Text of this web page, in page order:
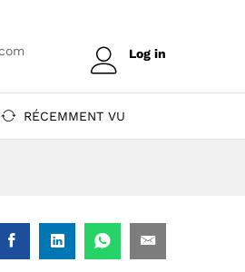
Log in
RÉCEMMENT VU